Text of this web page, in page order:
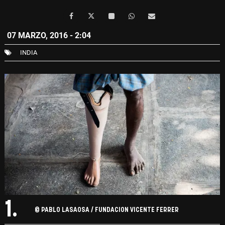
07 MARZO, 2016 - 2:04
INDIA
1. © PABLO LASAOSA / FUNDACION VICENTE FERRER